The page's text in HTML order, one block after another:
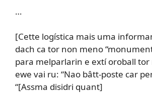
…
[Cette logística mais uma
dach ca tor non meno
para melparlarin e extí oroball tor
ewe vai ru: “Nao bâtt-poste car
“[Assma disidri quant]